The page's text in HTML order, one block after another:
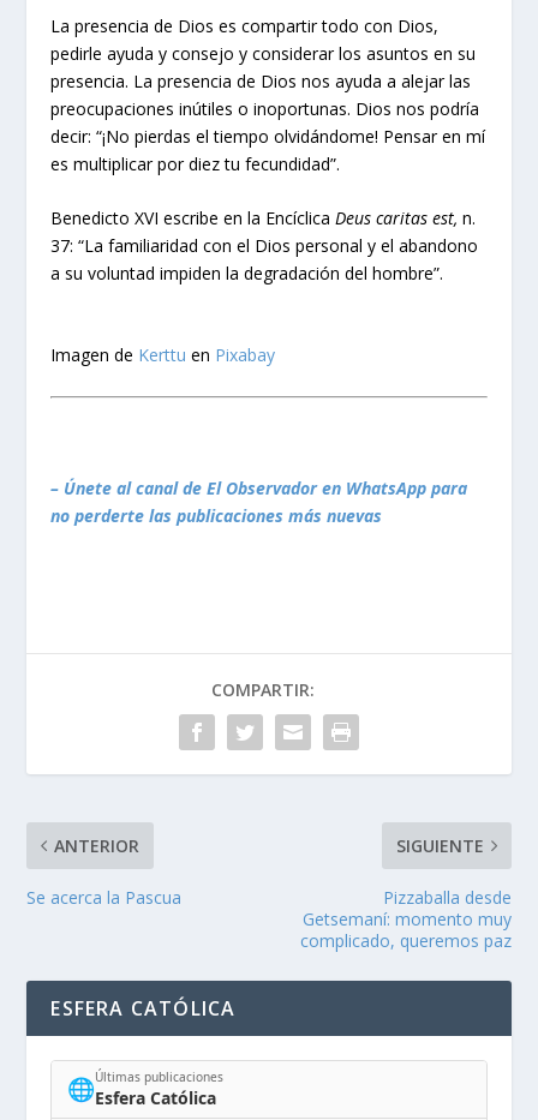
La presencia de Dios es compartir todo con Dios,
pedirle ayuda y consejo y considerar los asuntos en su
presencia. La presencia de Dios nos ayuda a alejar las
preocupaciones inútiles o inoportunas. Dios nos podría
decir: “¡No pierdas el tiempo olvidándome! Pensar en mí
es multiplicar por diez tu fecundidad”.
Benedicto XVI escribe en la EncíclicaDeus caritas est, n.
37: “La familiaridad con el Dios personal y el abandono
a su voluntad impiden la degradación del hombre”.
Imagen de Kerttu en Pixabay
– Únete al canal de El Observador en WhatsApp para
no perderte las publicaciones más nuevas
COMPARTIR:
ANTERIOR
Se acerca la Pascua
SIGUIENTE
Pizzaballa desde
Getsemaní: momento muy
complicado, queremos paz
ESFERA CATÓLICA
🌐Últimas publicaciones
Esfera Católica